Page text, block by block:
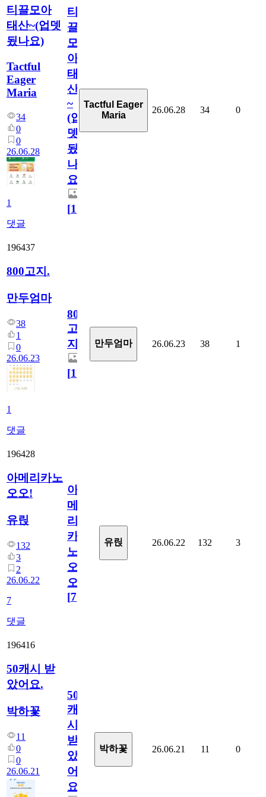
티끌모아
태산~(업뎃
됬나요)
Tactful
Eager
Maria
34
0
0
26.06.28
1
댓글
티
끌
모
아
태
산
~
(업
뎃
됬
나
요)
[1]
Tactful Eager
Maria
26.06.28 34 0
196437
800고지.
만두엄마
38
1
0
26.06.23
1
댓글
800
고
지.
[1]
만두엄마 26.06.23 38 1
196428
아메리카노
오오!
유릱
132
3
2
26.06.22
7
댓글
아
메
리
카
노
오
오!
[7]
유릱 26.06.22 132 3
196416
50캐시 받
았어요.
박하꽃
11
0
0
26.06.21
50
캐
시
받
았
어
요.
박하꽃 26.06.21 11 0